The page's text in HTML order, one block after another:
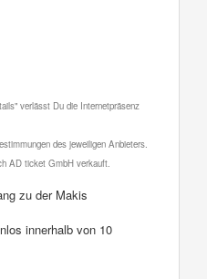
verlässt Du die Internetpräsenz
des jeweiligen Anbieters.
AD ticket GmbH verkauft.
zu der Makis
innerhalb von 10